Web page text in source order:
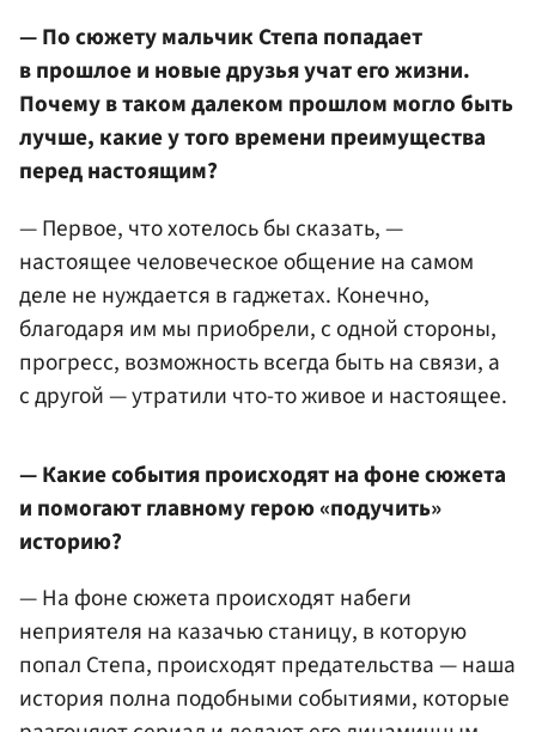
— По сюжету мальчик Степа попадает
в прошлое и новые друзья учат его жизни.
Почему в таком далеком прошлом могло быть
лучше, какие у того времени преимущества
перед настоящим?
— Первое, что хотелось бы сказать, —
настоящее человеческое общение на самом
деле не нуждается в гаджетах. Конечно,
благодаря им мы приобрели, с одной стороны,
прогресс, возможность всегда быть на связи, а
с другой — утратили что-то живое и настоящее.
— Какие события происходят на фоне сюжета
и помогают главному герою «подучить»
историю?
— На фоне сюжета происходят набеги
неприятеля на казачью станицу, в которую
попал Степа, происходят предательства — наша
история полна подобными событиями, которые